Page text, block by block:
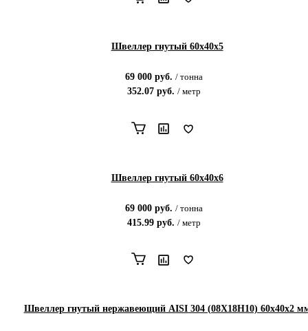
Швеллер гнутый 60х40х5
69 000руб. / тонна
352.07руб. / метр
Швеллер гнутый 60х40х6
69 000руб. / тонна
415.99руб. / метр
Швеллер гнутый нержавеющий AISI 304 (08Х18Н10) 60х40х2